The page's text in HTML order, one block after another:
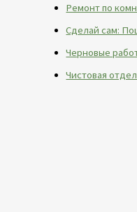
Ремонт по
Сделай сам:
Черновые
Чистовая